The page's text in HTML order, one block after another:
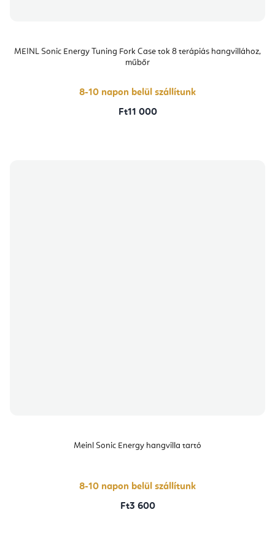
MEINL Sonic Energy Tuning Fork Case tok 8 terápiás hangvillához,
műbőr
8-10 napon belül szállítunk
Ft11 000
Meinl Sonic Energy hangvilla tartó
8-10 napon belül szállítunk
Ft3 600